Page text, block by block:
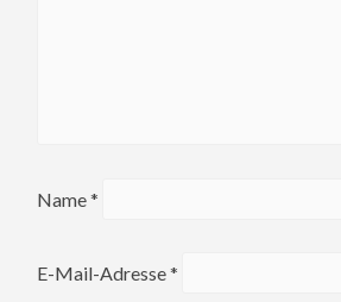
Name*
E-Mail-Adresse*